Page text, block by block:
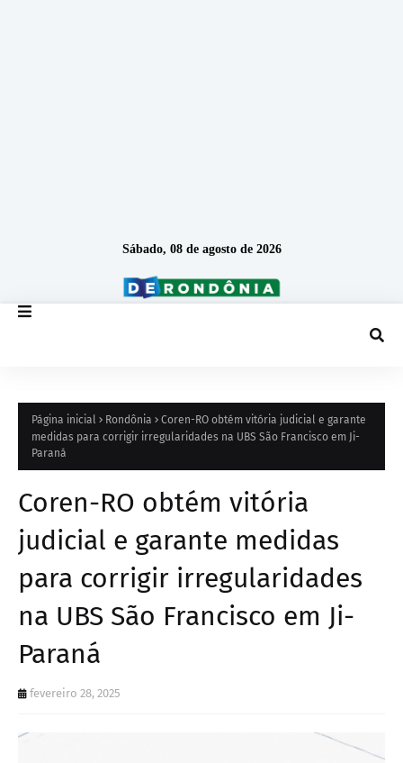
Sábado, 08 de agosto de 2026
Página inicial Rondônia
Coren-RO obtém vitória judicial e garante
medidas para corrigir irregularidades na UBS São Francisco em Ji-
Paraná
Coren-RO obtém vitória
judicial e garante medidas
para corrigir irregularidades
na UBS São Francisco em Ji-
Paraná
fevereiro 28, 2025